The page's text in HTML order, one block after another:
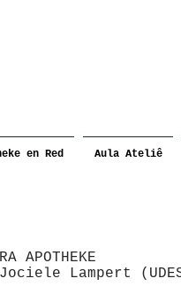
en Red Aula Ateliê
APOTHEKE
Lampert